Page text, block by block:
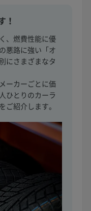
！
、燃費性能に優
悪路に強い「オ
にさまざまなタ
ーカーごとに価
ひとりのカーラ
ご紹介します。